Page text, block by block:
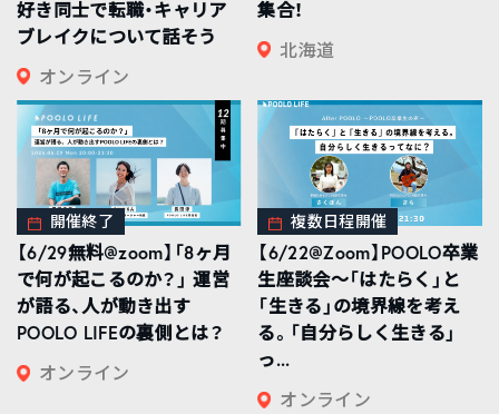
好き同士で転職・キャリア
ブレイクについて話そう
オンライン
集合！
北海道
開催終了
【6/29無料@zoom】「8ヶ月
で何が起こるのか？」 運営
が語る、人が動き出す
POOLO LIFEの裏側とは？
オンライン
複数日程開催
【6/22@Zoom】POOLO卒業
生座談会〜「はたらく」と
「生きる」の境界線を考え
る。「自分らしく生きる」
っ...
オンライン